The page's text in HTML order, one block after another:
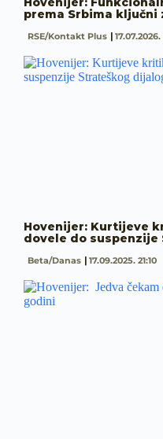
prema Srbima ključni
RSE/Kontakt Plus 17.07.2026.
Hovenijer: Kurtijeve
dovele do
Beta/Danas 17.09.2025. 21:10